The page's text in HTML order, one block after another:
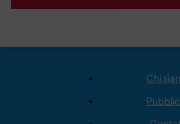
Chi